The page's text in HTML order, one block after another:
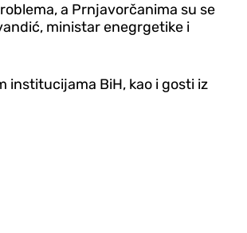
a Prnjavorčanima su se
ministar enegrgetike i
institucijama BiH, kao i gosti iz